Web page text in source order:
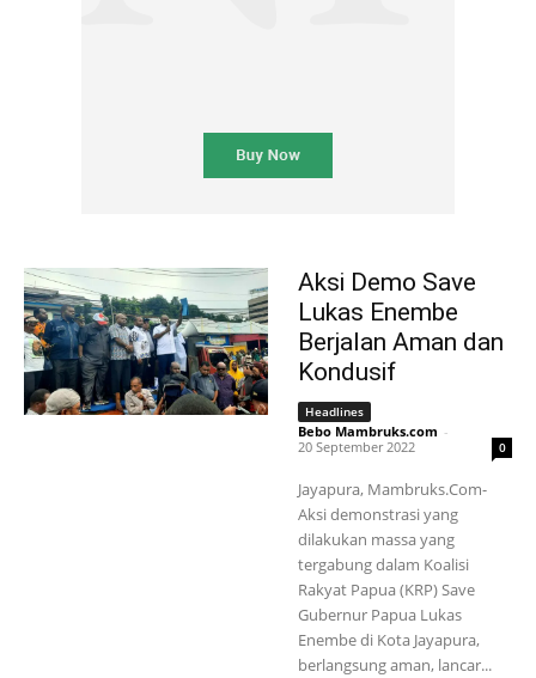
Aksi Demo Save
Lukas Enembe
Berjalan Aman dan
Kondusif
Headlines
Bebo Mambruks.com -
20 September 2022
0
Jayapura, Mambruks.Com-
Aksi demonstrasi yang
dilakukan massa yang
tergabung dalam Koalisi
Rakyat Papua (KRP) Save
Gubernur Papua Lukas
Enembe di Kota Jayapura,
berlangsung aman, lancar...